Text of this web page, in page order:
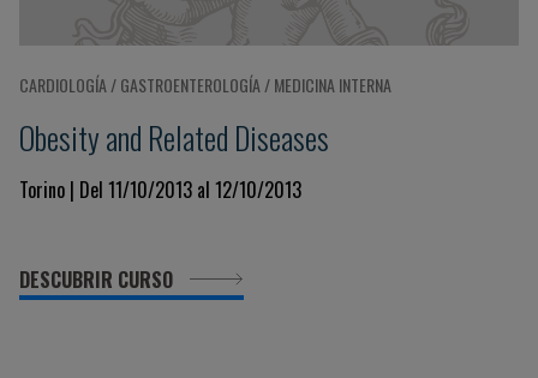
CARDIOLOGÍA / GASTROENTEROLOGÍA / MEDICINA INTERNA
Obesity and Related Diseases
Torino | Del 11/10/2013 al 12/10/2013
DESCUBRIR CURSO